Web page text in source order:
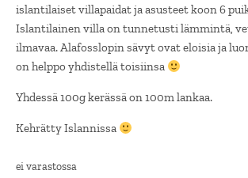
islantilaiset villapaidat ja asusteet koon 6
Islantilainen villa on tunnetusti lämmintä,
ilmavaa. Alafosslopin sävyt ovat eloisia ja
on helppo yhdistellä toisiinsa
Yhdessä 100g kerässä on 100m lankaa.
Kehrätty Islannissa
ei varastossa